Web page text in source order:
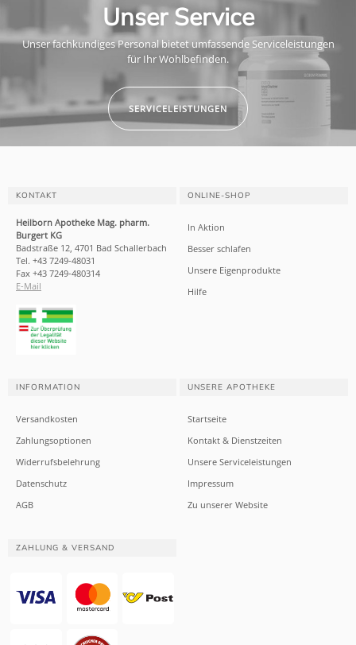
Unser Service
Unser fachkundiges Personal bietet umfassende Serviceleistungen
für Ihr Wohlbefinden.
SERVICELEISTUNGEN
KONTAKT
Heilborn Apotheke Mag. pharm.
Burgert KG
Badstraße 12, 4701 Bad Schallerbach
Tel. +43 7249-48031
Fax +43 7249-480314
E-Mail
ONLINE-SHOP
In Aktion
Besser schlafen
Unsere Eigenprodukte
Hilfe
INFORMATION
Versandkosten
Zahlungsoptionen
Widerrufsbelehrung
Datenschutz
AGB
UNSERE APOTHEKE
Startseite
Kontakt & Dienstzeiten
Unsere Serviceleistungen
Impressum
Zu unserer Website
ZAHLUNG & VERSAND